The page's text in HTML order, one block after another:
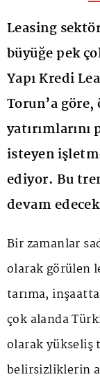
Leasing
büyüğe pek
Yapı Kredi
Torun’a
isteyen
ediyor. Bu
devam
Bir zamanlar
olarak görülen
tarıma,
çok alanda
olarak yükseliş
belirsizliklerin